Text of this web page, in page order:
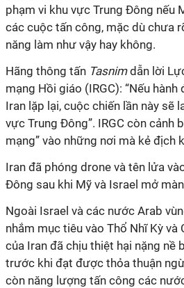
phạm vi khu vực Trung Đông nếu
các cuộc tấn công, mặc dù chưa
năng làm như vậy hay không.
Hãng thông tấn Tasnimdẫn lời
mạng Hồi giáo (IRGC): “Nếu hành
Iran lặp lại, cuộc chiến lần này sẽ
vực Trung Đông”. IRGC còn cảnh
mạng” vào những nơi mà kẻ địch
Iran đã phóng drone và tên lửa
Đông sau khi Mỹ và Israel mở
Ngoài Israel và các nước Arab
nhắm mục tiêu vào Thổ Nhĩ Kỳ và
của Iran đã chịu thiệt hại nặng nề
trước khi đạt được thỏa thuận
còn năng lượng tấn công các